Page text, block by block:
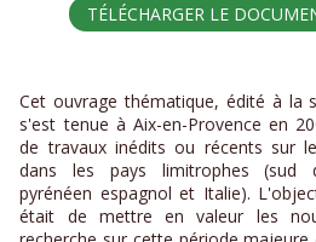
TÉLÉCHARGER LE
Cet ouvrage thématique, édité à la
s'est tenue à Aix-en-Provence en
de travaux inédits ou récents sur
dans les pays limitrophes (sud
pyrénéen espagnol et Italie).
était de mettre en valeur les